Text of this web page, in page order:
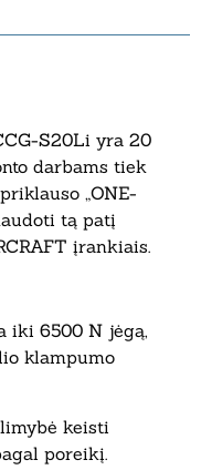
S20Li yra 20
darbams tiek
„ONE-
tą patį
įrankiais.
iki 6500 N jėgą,
klampumo
keisti
poreikį.